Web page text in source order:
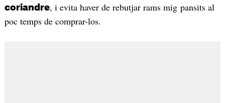
coriandre, i evita haver de rebutjar rams mig pansits al
poc temps de comprar-los.